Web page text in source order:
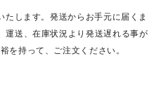
します。発送からお手元に届くま
運送、在庫状況より発送遅れる事が
を持って、ご注文ください。